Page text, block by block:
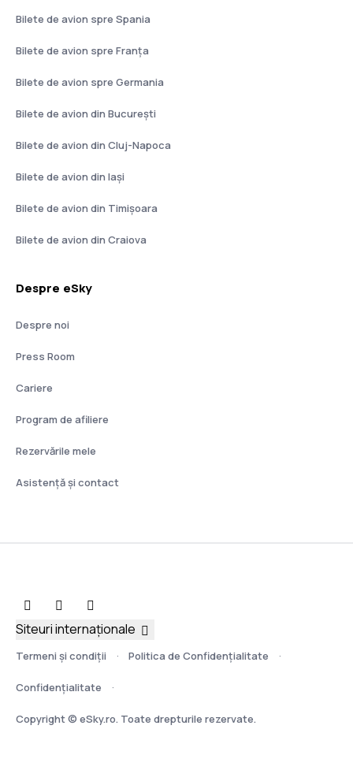
Bilete de avion spre Spania
Bilete de avion spre Franţa
Bilete de avion spre Germania
Bilete de avion din București
Bilete de avion din Cluj-Napoca
Bilete de avion din Iași
Bilete de avion din Timișoara
Bilete de avion din Craiova
Despre eSky
Despre noi
Press Room
Cariere
Program de afiliere
Rezervările mele
Asistenţă şi contact
Termeni şi condiţii Politica de Confidențialitate
Confidențialitate
Copyright © eSky.ro. Toate drepturile rezervate.
Siteuri internaționale